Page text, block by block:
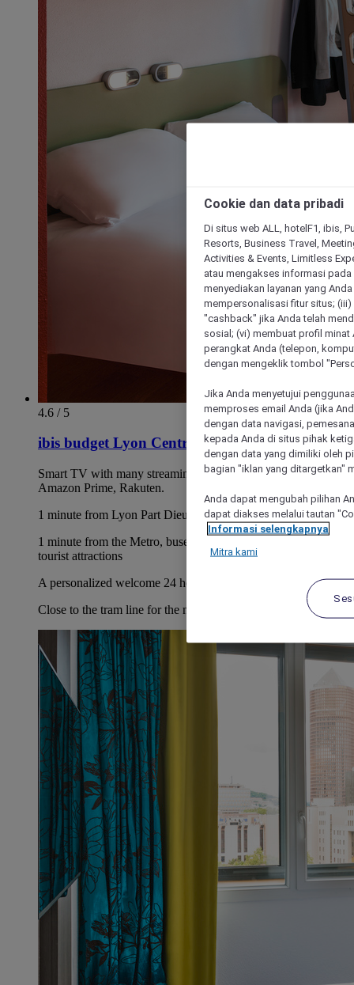
4.6 / 5
ibis budget Lyon Centre - Gare Part-Dieu
Smart TV with many streaming platforms like Netflix,
Amazon Prime, Rakuten.
1 minute from Lyon Part Dieu TGV train station
1 minute from the Metro, buses and trams to visit Lyon's
tourist attractions
A personalized welcome 24 hours a day
Close to the tram line for the new Groupama Stadium
Cookie dan data pribadi
Di situs web ALL, hotelF1, ibis,
Resorts, Business Travel,
Activities & Events, Limitless
atau mengakses informasi
menyediakan layanan yang
mempersonalisasi fitur situs;
"cashback" jika Anda telah
sosial; (vi) membuat profil
perangkat Anda (telepon,
dengan mengeklik tombol
Jika Anda menyetujui
memproses email Anda (jika
dengan data navigasi,
kepada Anda di situs pihak
dengan data yang dimiliki oleh
bagian "iklan yang ditargetkan"
Anda dapat mengubah pilihan
dapat diakses melalui tautan
Informasi selengkapnya
Mitra kami